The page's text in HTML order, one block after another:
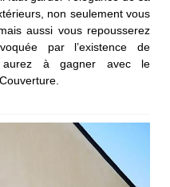
non seulement vous
aussi vous repousserez
par l’existence de
aurez à gagner avec le